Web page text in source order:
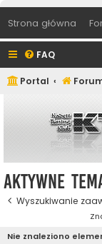
Strona główna
FAQ
Portal
Aktywne
Wyszukiwanie
Nie znaleziono